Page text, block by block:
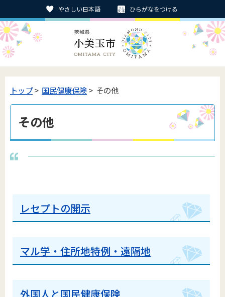
やさしい日本語 ひらがなをつける
トップ> 国民健康保険> その他
その他
レセプトの開示
マル学・住所地特例・遠隔地
外国人と国民健康保険